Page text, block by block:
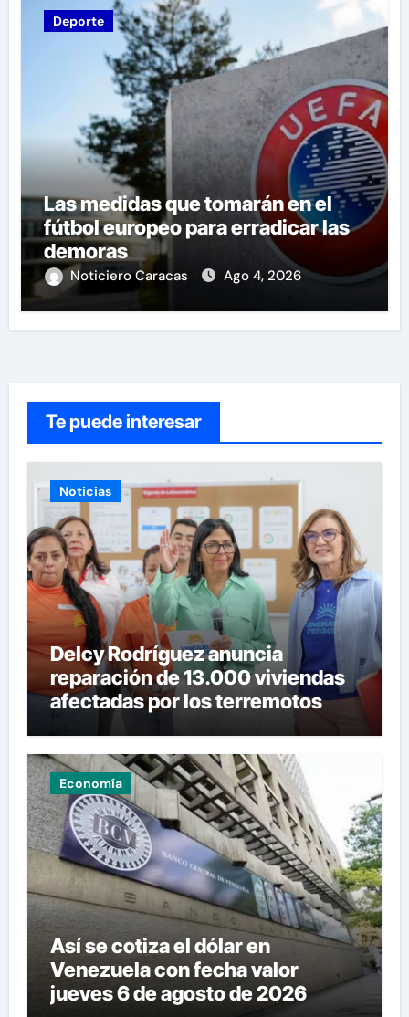
Deporte
Las medidas que tomarán en el
fútbol europeo para erradicar las
demoras
Noticiero Caracas Ago 4, 2026
Te puede interesar
Noticias
Delcy Rodríguez anuncia
reparación de 13.000 viviendas
afectadas por los terremotos
Economía
Así se cotiza el dólar en
Venezuela con fecha valor
jueves 6 de agosto de 2026